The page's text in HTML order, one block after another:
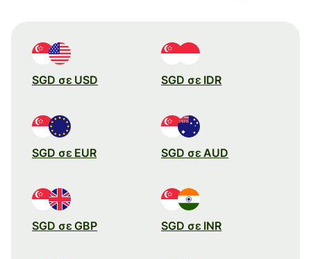
SGD σε USD SGD σε IDR
SGD σε EUR SGD σε AUD
SGD σε GBP SGD σε INR